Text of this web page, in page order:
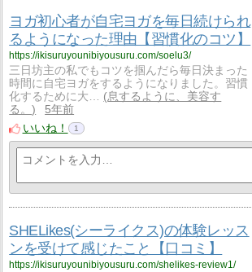
ヨガ初心者が自宅ヨガを毎日続けられ
るようになった理由【習慣化のコツ】
https://ikisuruyounibiyousuru.com/soelu3/
三日坊主の私でもコツを掴んだら毎日決まった
時間に自宅ヨガをするようになりました。習慣
化するために大…
息するように、美容す
る。
5年前
いいね！
1
SHELikes(シーライクス)の体験レッス
ンを受けて感じたこと【口コミ】
https://ikisuruyounibiyousuru.com/shelikes-review1/